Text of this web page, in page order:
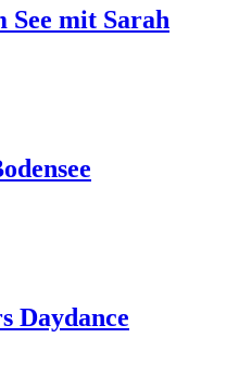
See mit Sarah
Daydance